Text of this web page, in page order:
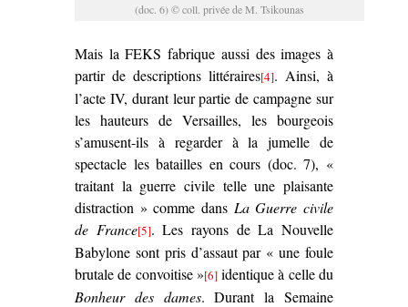
(doc. 6) © coll. privée de M. Tsikounas
Mais la FEKS fabrique aussi des images à
partir de descriptions littéraires[4]. Ainsi, à
l’acte IV, durant leur partie de campagne sur
les hauteurs de Versailles, les bourgeois
s’amusent-ils à regarder à la jumelle de
spectacle les batailles en cours (doc. 7), «
traitant la guerre civile telle une plaisante
distraction » comme dans La Guerre civile
de France[5]. Les rayons de La Nouvelle
Babylone sont pris d’assaut par « une foule
brutale de convoitise »[6]identique à celle du
Bonheur des dames. Durant la Semaine